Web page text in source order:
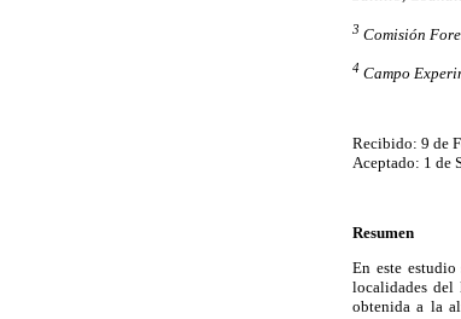
3 Comisión
4 Campo
Recibido: 9 de
Aceptado: 1 de
Resumen
En este
localidades del
obtenida a la